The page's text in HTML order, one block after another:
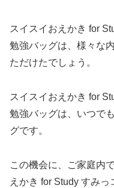
スイスイおえかき for
勉強バッグは、様々な
ただけたでしょう。
スイスイおえかき for
勉強バッグは、いつで
グです。
この機会に、ご家庭内
えかき for Study すみ